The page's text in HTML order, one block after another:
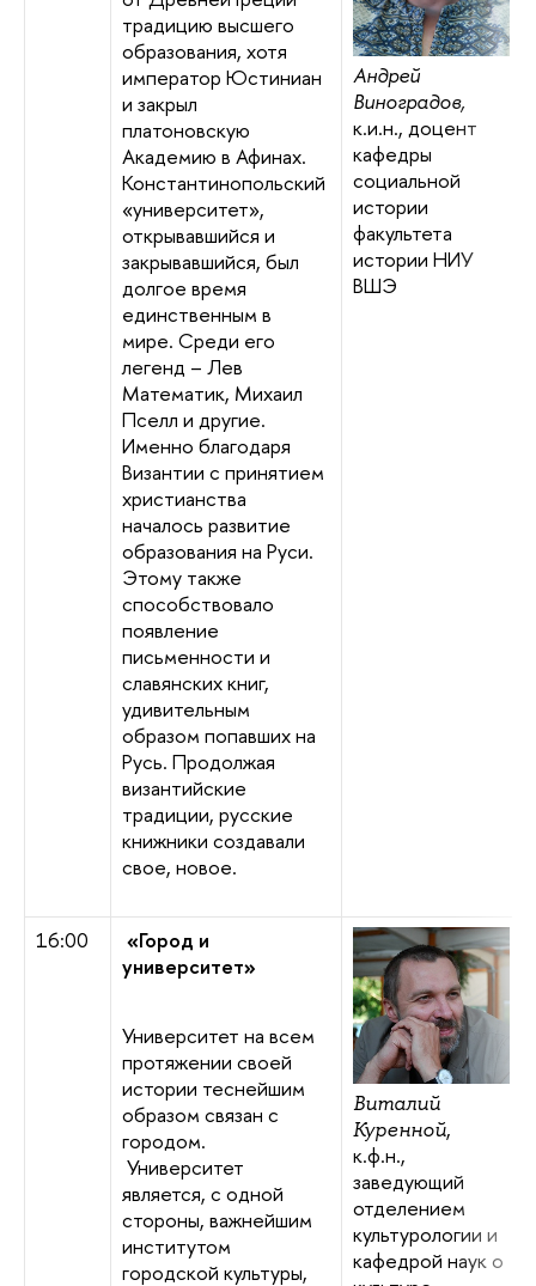
традицию высшего
образования, хотя
император Юстиниан
и закрыл
платоновскую
Академию в Афинах.
Константинопольский
«университет»,
открывавшийся и
закрывавшийся, был
долгое время
единственным в
мире. Среди его
легенд – Лев
Математик, Михаил
Пселл и другие.
Именно благодаря
Византии с принятием
христианства
началось развитие
образования на Руси.
Этому также
способствовало
появление
письменности и
славянских книг,
удивительным
образом попавших на
Русь. Продолжая
византийские
традиции, русские
книжники создавали
свое, новое.
Андрей
Виноградов,
к.и.н., доцент
кафедры
социальной
истории
факультета
истории НИУ
ВШЭ
16:00 «Город и
университет»
Университет на всем
протяжении своей
истории теснейшим
образом связан с
городом.
Университет
является, с одной
стороны, важнейшим
институтом
городской культуры,
Виталий
Куренной,
к.ф.н.,
заведующий
отделением
культурологии и
кафедрой наук о